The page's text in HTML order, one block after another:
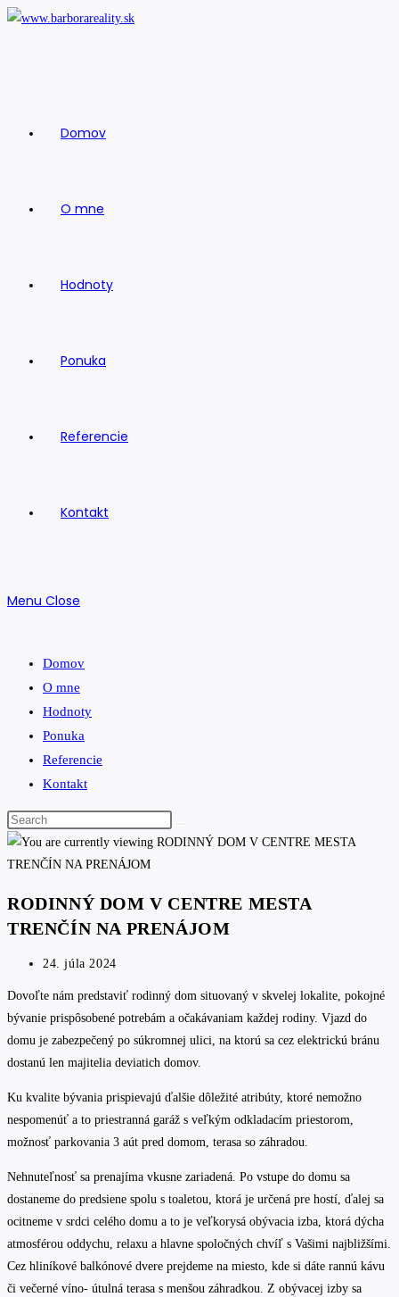
Skip
Domov
O mne
Hodnoty
Ponuka
Referencie
Kontakt
Menu Close
Domov
O mne
Hodnoty
Ponuka
Referencie
Kontakt
Search
this
website
RODINNÝ DOM V CENTRE MESTA
TRENČÍN NA PRENÁJOM
Post
24. júla 2024
Dovoľte nám predstaviť rodinný dom situovaný v skvelej lokalite, pokojné
bývanie prispôsobené potrebám a očakávaniam každej rodiny. Vjazd do
domu je zabezpečený po súkromnej ulici, na ktorú sa cez elektrickú bránu
dostanú len majitelia deviatich domov.
Ku kvalite bývania prispievajú ďalšie dôležité atribúty, ktoré nemožno
nespomenúť a to priestranná garáž s veľkým odkladacím priestorom,
možnosť parkovania 3 aút pred domom, terasa so záhradou.
Nehnuteľnosť sa prenajíma vkusne zariadená. Po vstupe do domu sa
dostaneme do predsiene spolu s toaletou, ktorá je určená pre hostí, ďalej sa
ocitneme v srdci celého domu a to je veľkorysá obývacia izba, ktorá dýcha
atmosférou oddychu, relaxu a hlavne spoločných chvíľ s Vašimi najbližšími.
Cez hliníkové balkónové dvere prejdeme na miesto, kde si dáte rannú kávu
či večerné víno- útulná terasa s menšou záhradkou. Z obývacej izby sa